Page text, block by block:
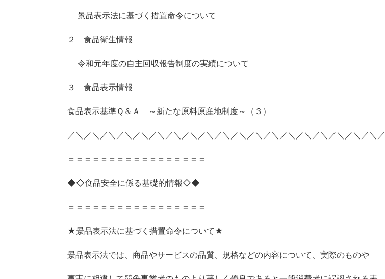
景品表示法に基づく措置命令について
２ 食品衛生情報
令和元年度の自主回収報告制度の実績について
３ 食品表示情報
食品表示基準Ｑ＆Ａ ～新たな原料原産地制度～（３）
／＼／＼／＼／＼／＼／＼／＼／＼／＼／＼／＼／＼／＼／＼／＼／＼／＼／＼／＼
＝＝＝＝＝＝＝＝＝＝＝＝＝＝＝＝＝
◆◇食品安全に係る基礎的情報◇◆
＝＝＝＝＝＝＝＝＝＝＝＝＝＝＝＝＝
★景品表示法に基づく措置命令について★
景品表示法では、商品やサービスの品質、規格などの内容について、実際のものや